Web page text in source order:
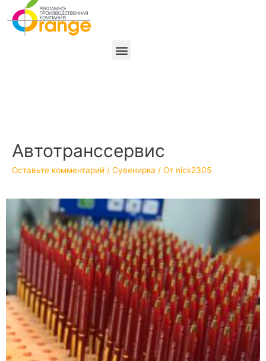
Автотранссервис
Оставьте комментарий / Сувенирка / От nick2305